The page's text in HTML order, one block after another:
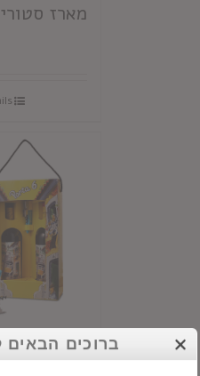
מארז
מארז
ברוכים